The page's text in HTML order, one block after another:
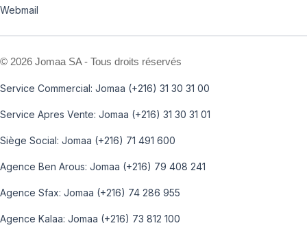
Webmail
© 2026 Jomaa SA - Tous droits réservés
Service Commercial: Jomaa (+216) 31 30 31 00
Service Apres Vente: Jomaa (+216) 31 30 31 01
Siège Social: Jomaa (+216) 71 491 600
Agence Ben Arous: Jomaa (+216) 79 408 241
Agence Sfax: Jomaa (+216) 74 286 955
Agence Kalaa: Jomaa (+216) 73 812 100